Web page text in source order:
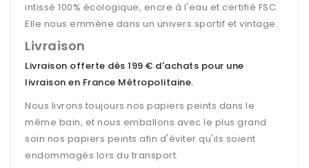
intissé 100% écologique, encre à l'eau et certifié FSC.
Elle nous emmène dans un univers sportif et vintage.
Livraison
Livraison offerte dès 199 € d'achats pour une
livraison en France Métropolitaine.
Nous livrons toujours nos papiers peints dans le
même bain, et nous emballons avec le plus grand
soin nos papiers peints afin d'éviter qu'ils soient
endommagés lors du transport.